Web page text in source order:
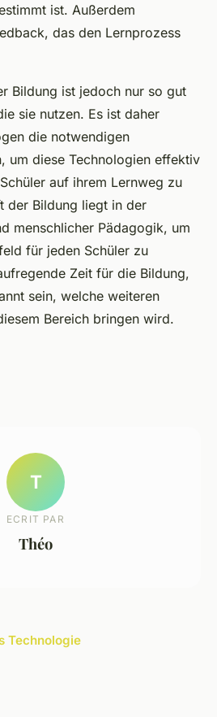
ist. Außerdem
das den Lernprozess
Bildung ist jedoch nur so gut
sie nutzen. Es ist daher
die notwendigen
um diese Technologien effektiv
auf ihrem Lernweg zu
der Bildung liegt in der
menschlicher Pädagogik, um
für jeden Schüler zu
Zeit für die Bildung,
sein, welche weiteren
Bereich bringen wird.
T
ECRIT PAR
Théo
Technologie